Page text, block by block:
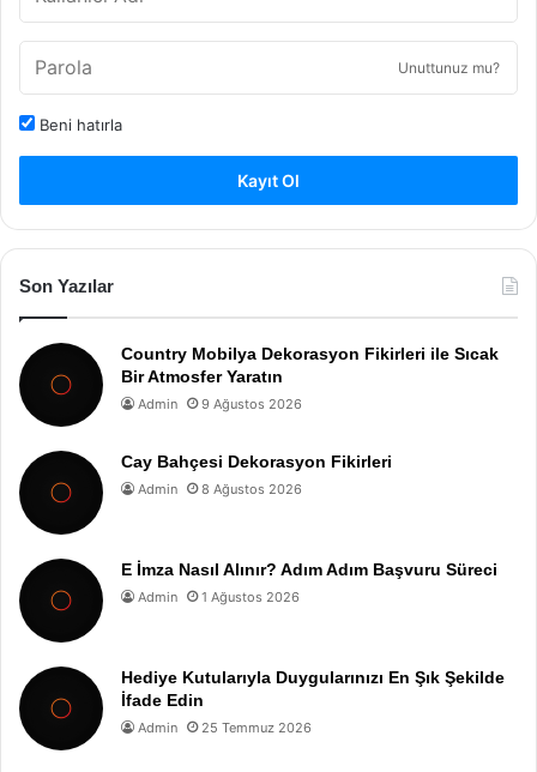
Unuttunuz mu?
Beni hatırla
Kayıt Ol
Son Yazılar
Country Mobilya Dekorasyon Fikirleri ile Sıcak
Bir Atmosfer Yaratın
Admin 9 Ağustos 2026
Cay Bahçesi Dekorasyon Fikirleri
Admin 8 Ağustos 2026
E İmza Nasıl Alınır? Adım Adım Başvuru Süreci
Admin 1 Ağustos 2026
Hediye Kutularıyla Duygularınızı En Şık Şekilde
İfade Edin
Admin 25 Temmuz 2026